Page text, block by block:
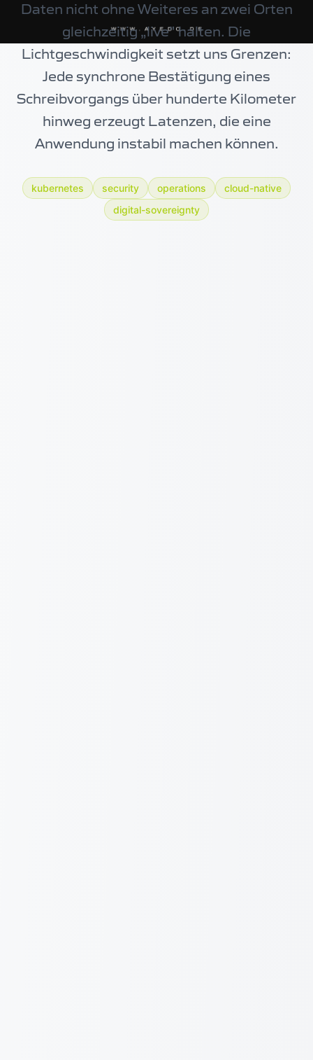
Daten nicht ohne Weiteres an zwei Orten
gleichzeitig „live" halten. Die
Lichtgeschwindigkeit setzt uns Grenzen:
Jede synchrone Bestätigung eines
Schreibvorgangs über hunderte Kilometer
hinweg erzeugt Latenzen, die eine
Anwendung instabil machen können.
kubernetes security operations
cloud-native
digital-sovereignty